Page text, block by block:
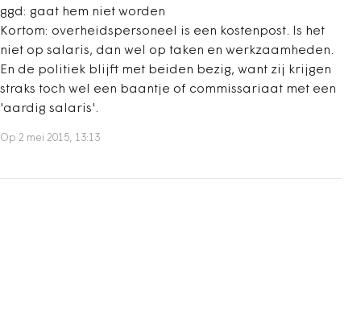
ggd: gaat hem niet worden
Kortom: overheidspersoneel is een kostenpost. Is het
niet op salaris, dan wel op taken en werkzaamheden.
En de politiek blijft met beiden bezig, want zij krijgen
straks toch wel een baantje of commissariaat met een
'aardig salaris'.
Op 2 mei 2015, 13:13